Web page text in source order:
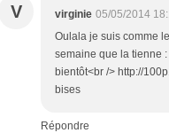
V virginie 05/05/2014
Oulala je suis comme
semaine que la tienne
bientôt<br /> http://
bises
Répondre